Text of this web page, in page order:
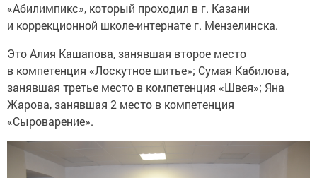
«Абилимпикс», который проходил в г. Казани
и коррекционной школе-интернате г. Мензелинска.
Это Алия Кашапова, занявшая второе место
в компетенция «Лоскутное шитье»; Сумая Кабилова,
занявшая третье место в компетенция «Швея»; Яна
Жарова, занявшая 2 место в компетенция
«Сыроварение».